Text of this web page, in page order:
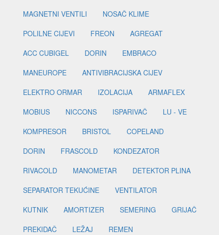
MAGNETNI VENTILI
NOSAČ KLIME
POLILNE CIJEVI
FREON
AGREGAT
ACC CUBIGEL
DORIN
EMBRACO
MANEUROPE
ANTIVIBRACIJSKA CIJEV
ELEKTRO ORMAR
IZOLACIJA
ARMAFLEX
MOBIUS
NICCONS ISPARIVAČ
LU - VE
KOMPRESOR
BRISTOL
COPELAND
DORIN
FRASCOLD
KONDEZATOR
RIVACOLD
MANOMETAR
DETEKTOR PLINA
SEPARATOR TEKUĆINE
VENTILATOR
KUTNIK
AMORTIZER SEMERING
GRIJAČ
PREKIDAČ
LEŽAJ
REMEN